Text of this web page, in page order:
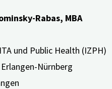
Rabas, MBA
und Public Health (IZPH)
Nürnberg